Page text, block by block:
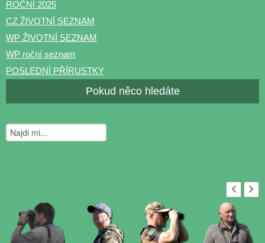
ROČNÍ 2025
CZ ŽIVOTNÍ SEZNAM
WP ŽIVOTNÍ SEZNAM
WP roční seznam
POSLEDNÍ PŘÍRUSTKY
Pokud něco hledáte